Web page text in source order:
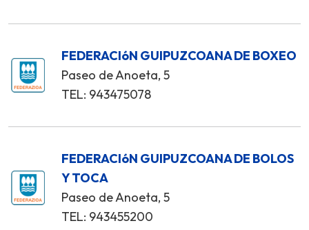
FEDERACIóN GUIPUZCOANA DE BOXEO
Paseo de Anoeta, 5
TEL: 943475078
FEDERACIóN GUIPUZCOANA DE BOLOS
Y TOCA
Paseo de Anoeta, 5
TEL: 943455200